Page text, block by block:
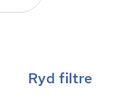
Ryd filtre